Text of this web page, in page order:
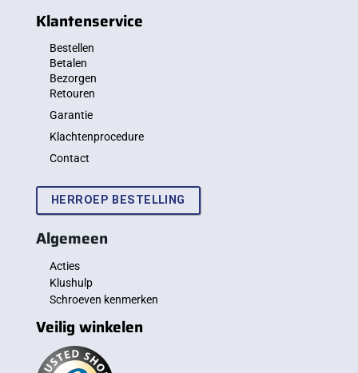
Klantenservice
Bestellen
Betalen
Bezorgen
Retouren
Garantie
Klachtenprocedure
Contact
HERROEP BESTELLING
Algemeen
Acties
Klushulp
Schroeven kenmerken
Veilig winkelen